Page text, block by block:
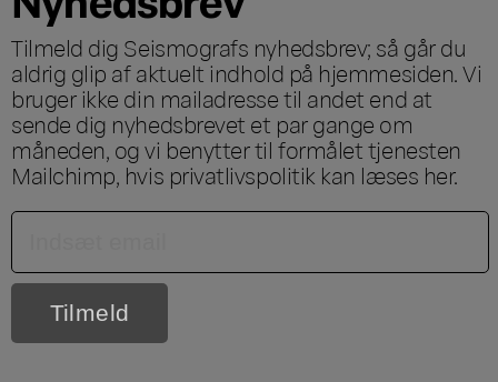
Tilmeld dig Seismografs nyhedsbrev; så går du
aldrig glip af aktuelt indhold på hjemmesiden. Vi
bruger ikke din mailadresse til andet end at
sende dig nyhedsbrevet et par gange om
måneden, og vi benytter til formålet tjenesten
Mailchimp, hvis privatlivspolitik kan læses her.